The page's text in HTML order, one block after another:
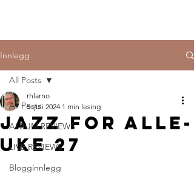
Innlegg
All Posts
ALBUM REVIEWS
LIVE REVIEWS
Blogginnlegg
All Posts
Jazz for Alle-
uke 27
rhlarno
5. juli 2024 1 min lesing